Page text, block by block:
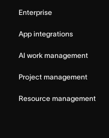
Enterprise
App integrations
AI work management
Project management
Resource management